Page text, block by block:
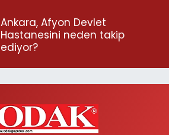
Ankara, Afyon Devlet
Hastanesini neden takip
ediyor?